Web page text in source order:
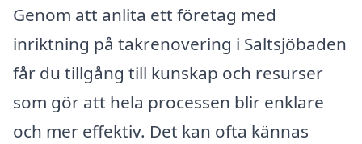
Genom att anlita ett företag med
inriktning på takrenovering i Saltsjöbaden
får du tillgång till kunskap och resurser
som gör att hela processen blir enklare
och mer effektiv. Det kan ofta kännas